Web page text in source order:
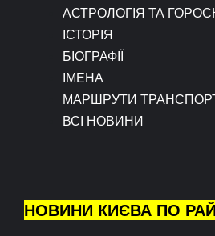
АСТРОЛОГІЯ ТА
ІСТОРІЯ
БІОГРАФІЇ
ІМЕНА
МАРШРУТИ
ВСІ НОВИНИ
НОВИНИ КИЄВА ПО